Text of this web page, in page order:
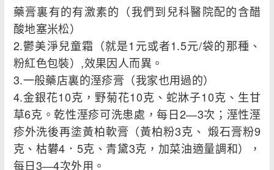
藥膏裏有的有激素的（我們到兒科醫院配的含醋
酸地塞米松）
2.鬱美淨兒童霜（就是1元或者1.5元/袋的那種、
粉紅色包裝）,效果因人而異。
3.一般藥店裏的溼疹膏（我家也用過的）
4.金銀花10克，野菊花10克、蛇牀子10克、生甘
草6克。乾性溼疹可洗患處，每日2―3次；溼性溼
疹外洗後再塗黃柏軟膏（黃柏粉3克、 煅石膏粉9
克、枯礬4．5克、青黛3克，加菜油適量調和），
每日3―4次外用。